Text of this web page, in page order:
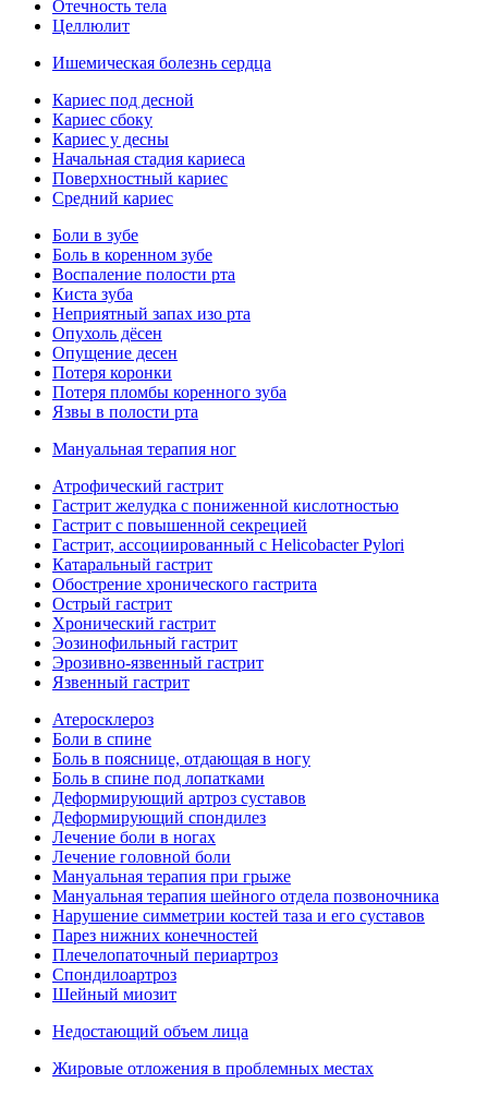
Отечность тела
Целлюлит
Ишемическая болезнь сердца
Кариес под десной
Кариес сбоку
Кариес у десны
Начальная стадия кариеса
Поверхностный кариес
Средний кариес
Боли в зубе
Боль в коренном зубе
Воспаление полости рта
Киста зуба
Неприятный запах изо рта
Опухоль дёсен
Опущение десен
Потеря коронки
Потеря пломбы коренного зуба
Язвы в полости рта
Мануальная терапия ног
Атрофический гастрит
Гастрит желудка с пониженной кислотностью
Гастрит с повышенной секрецией
Гастрит, ассоциированный с Helicobacter Pylori
Катаральный гастрит
Обострение хронического гастрита
Острый гастрит
Хронический гастрит
Эозинофильный гастрит
Эрозивно-язвенный гастрит
Язвенный гастрит
Атеросклероз
Боли в спине
Боль в пояснице, отдающая в ногу
Боль в спине под лопатками
Деформирующий артроз суставов
Деформирующий спондилез
Лечение боли в ногах
Лечение головной боли
Мануальная терапия при грыже
Мануальная терапия шейного отдела позвоночника
Нарушение симметрии костей таза и его суставов
Парез нижних конечностей
Плечелопаточный периартроз
Спондилоартроз
Шейный миозит
Недостающий объем лица
Жировые отложения в проблемных местах